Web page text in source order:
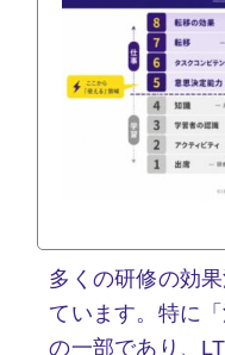
多くの研修の効
ています。特に
の一部であり、